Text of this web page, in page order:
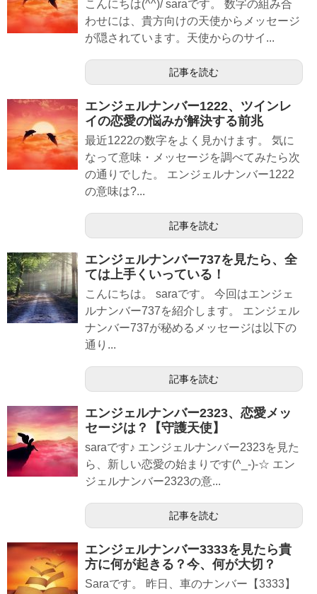
こんにちは(^^)/ saraです。 数字の組み合
わせには、貴方向けの天使からメッセージ
が隠されています。天使からのサイ...
記事を読む
エンジェルナンバー1222、ツインレ
イの恋愛の悩みが解決する前兆
最近1222の数字をよく見かけます。 気に
なって意味・メッセージを調べてみたら次
の通りでした。 エンジェルナンバー1222
の意味は?...
記事を読む
エンジェルナンバー737を見たら、全
ては上手くいっている！
こんにちは。 saraです。 今回はエンジェ
ルナンバー737を紹介します。 エンジェル
ナンバー737が秘めるメッセージは以下の
通り...
記事を読む
エンジェルナンバー2323、恋愛メッ
セージは？【守護天使】
saraです♪ エンジェルナンバー2323を見た
ら、新しい恋愛の始まりです(^_-)-☆ エン
ジェルナンバー2323の意...
記事を読む
エンジェルナンバー3333を見たら貴
方に何が起きる？今、何が大切？
Saraです。 昨日、車のナンバー【3333】